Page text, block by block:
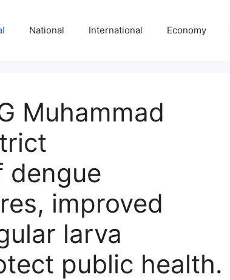
National International Economy
Muhammad
dengue
improved
larva
public health.